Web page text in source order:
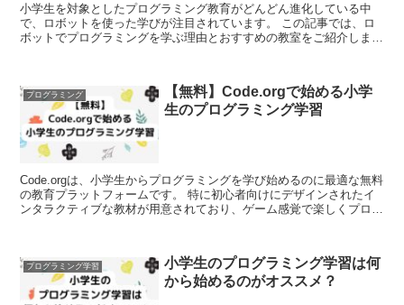
小学生を対象としたプログラミング教育がどんどん進化している中
で、ロボットを使った学びが注目されています。 この記事では、ロ
ボットでプログラミングを学ぶ理由とおすすめの教室をご紹介しま
プログラミング
【無料】Code.orgで始める小学
生のプログラミング学習
Code.orgは、小学生からプログラミングを学び始めるのに最適な無料
の教育プラットフォームです。 特に初心者向けにデザインされたイ
ンタラクティブな教材が用意されており、ゲーム感覚で楽しくプログ
プログラミング学習
小学生のプログラミング学習は何
から始めるのがオススメ？